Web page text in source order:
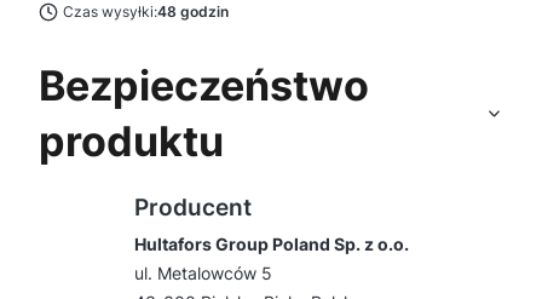
Czas wysyłki:48 godzin
Bezpieczeństwo
produktu
Producent
Hultafors Group Poland Sp. z o.o.
ul. Metalowców 5